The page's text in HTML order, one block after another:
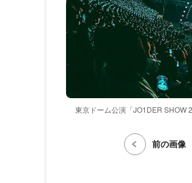
東京ドーム公演「JO1DER SHOW
前の画像